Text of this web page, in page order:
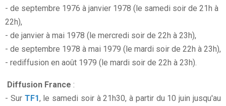
- de septembre 1976 à janvier 1978 (le samedi soir de 21h à
22h),
- de janvier à mai 1978 (le mercredi soir de 22h à 23h),
- de septembre 1978 à mai 1979 (le mardi soir de 22h à 23h),
- rediffusion en août 1979 (le mardi soir de 22h à 23h).
Diffusion France :
- Sur TF1, le samedi soir à 21h30, à partir du 10 juin jusqu'au